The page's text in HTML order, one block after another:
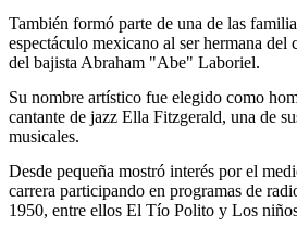
También formó parte de una de las
espectáculo mexicano al ser hermana
del bajista Abraham "Abe" Laboriel.
Su nombre artístico fue elegido como
cantante de jazz Ella Fitzgerald, una de
musicales.
Desde pequeña mostró interés por el
carrera participando en programas de
1950, entre ellos El Tío Polito y Los